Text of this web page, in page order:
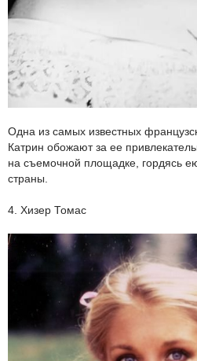
Одна из самых известных
Катрин обожают за ее
на съемочной площадке, гордясь
страны.
4. Хизер Томас